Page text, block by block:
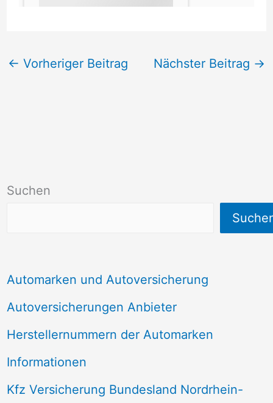
Suchen
Automarken und Autoversicherung
Autoversicherungen Anbieter
Herstellernummern der Automarken
Informationen
Kfz Versicherung Bundesland Nordrhein-
← Vorheriger Beitrag Nächster Beitrag →